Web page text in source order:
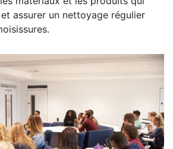
assurer un nettoyage régulier